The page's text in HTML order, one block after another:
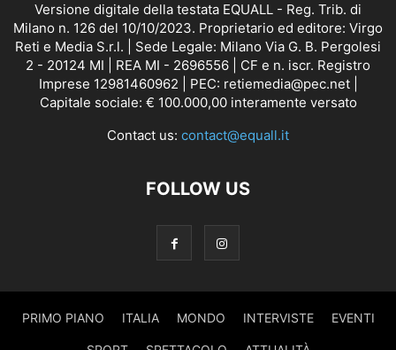
Versione digitale della testata EQUALL - Reg. Trib. di
Milano n. 126 del 10/10/2023. Proprietario ed editore: Virgo
Reti e Media S.r.l. | Sede Legale: Milano Via G. B. Pergolesi
2 - 20124 MI | REA MI - 2696556 | CF e n. iscr. Registro
Imprese 12981460962 | PEC: retiemedia@pec.net |
Capitale sociale: € 100.000,00 interamente versato
Contact us: contact@equall.it
FOLLOW US
PRIMO PIANO ITALIA MONDO INTERVISTE EVENTI